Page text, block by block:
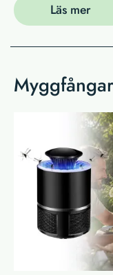
Läs mer